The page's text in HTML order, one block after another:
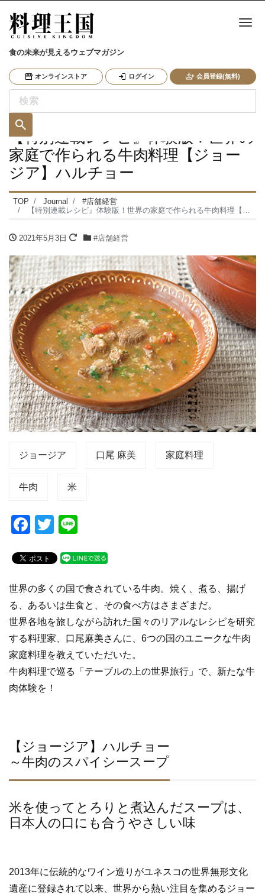
食の未来が見えるウェブマガジン
オンラインストア ログイン 会員登録(無料)
ナ
【特別連載レシピ』体験版！世界の
家庭で作られる牛肉料理【ジョー
ジア】ハルチョー
TOP Journal
#店舗経営
【特別連載レシピ』体験版！世界の家庭で作られる牛肉料理【ジョージア】ハルチョー
2021年5月3日 #店舗経営
ジョージア 口尾 麻美 家庭料理
牛肉 米
F
c
e
b
o
o
k
T
tt
er
e
世界の多くの国で食されている牛肉。焼く、煮る、揚げ
る、あるいは生食と、その食べ方はさまざまだ。
世界各地を旅しながら訪れた国々のリアルなレシピを研究
する料理家、口尾麻美さんに、6つの国のユニークな牛肉
家庭料理を教えていただいた。
牛肉料理で巡る「テーブルの上の世界旅行」で、新たな牛
肉体験を！
【ジョージア】ハルチョー
～牛肉のスパイシースープ
米を使ってとろりと煮込んだスープは、
日本人の口にも合うやさしい味
2013年に伝統的なワイン造りがユネスコの世界無形文化
遺産に登録されて以来、世界から熱い注目を集めるジョー